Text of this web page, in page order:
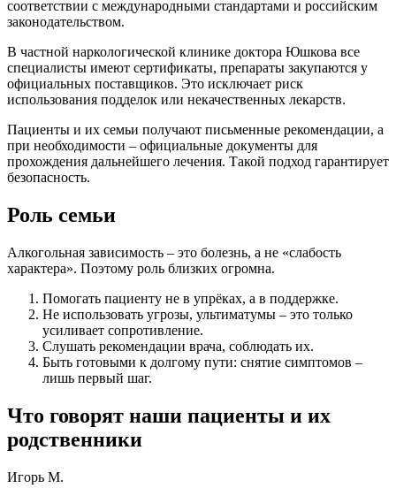
соответствии с международными стандартами и российским
законодательством.
В частной наркологической клинике доктора Юшкова все
специалисты имеют сертификаты, препараты закупаются у
официальных поставщиков. Это исключает риск
использования подделок или некачественных лекарств.
Пациенты и их семьи получают письменные рекомендации, а
при необходимости – официальные документы для
прохождения дальнейшего лечения. Такой подход гарантирует
безопасность.
Роль семьи
Алкогольная зависимость – это болезнь, а не «слабость
характера». Поэтому роль близких огромна.
Помогать пациенту не в упрёках, а в поддержке.
Не использовать угрозы, ультиматумы – это только
усиливает сопротивление.
Слушать рекомендации врача, соблюдать их.
Быть готовыми к долгому пути: снятие симптомов –
лишь первый шаг.
Что говорят наши пациенты и их
родственники
Игорь М.